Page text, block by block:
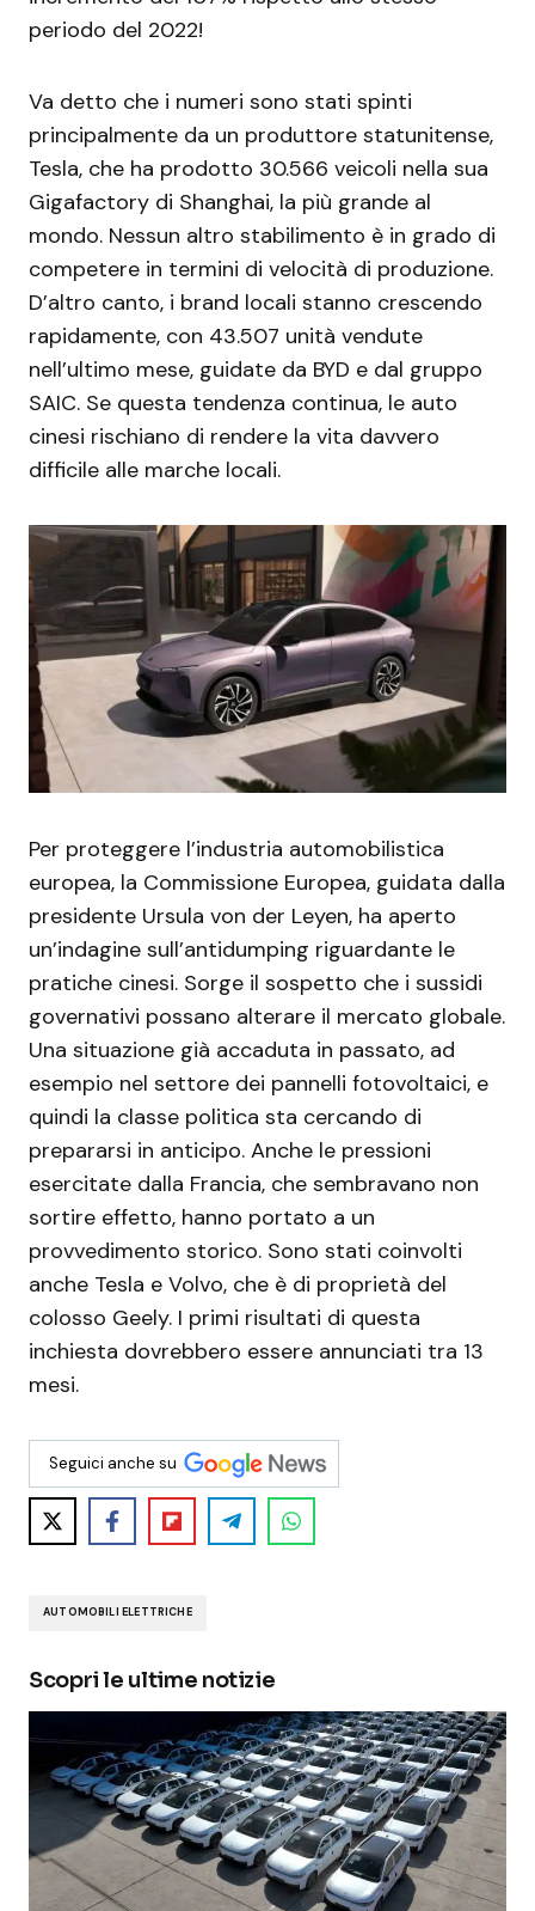
periodo del 2022!
Va detto che i numeri sono stati spinti
principalmente da un produttore statunitense,
Tesla, che ha prodotto 30.566 veicoli nella sua
Gigafactory di Shanghai, la più grande al
mondo. Nessun altro stabilimento è in grado di
competere in termini di velocità di produzione.
D’altro canto, i brand locali stanno crescendo
rapidamente, con 43.507 unità vendute
nell’ultimo mese, guidate da BYD e dal gruppo
SAIC. Se questa tendenza continua, le auto
cinesi rischiano di rendere la vita davvero
difficile alle marche locali.
Per proteggere l’industria automobilistica
europea, la Commissione Europea, guidata dalla
presidente Ursula von der Leyen, ha aperto
un’indagine sull’antidumping riguardante le
pratiche cinesi. Sorge il sospetto che i sussidi
governativi possano alterare il mercato globale.
Una situazione già accaduta in passato, ad
esempio nel settore dei pannelli fotovoltaici, e
quindi la classe politica sta cercando di
prepararsi in anticipo. Anche le pressioni
esercitate dalla Francia, che sembravano non
sortire effetto, hanno portato a un
provvedimento storico. Sono stati coinvolti
anche Tesla e Volvo, che è di proprietà del
colosso Geely. I primi risultati di questa
inchiesta dovrebbero essere annunciati tra 13
mesi.
Seguici anche su
AUTOMOBILI ELETTRICHE
Scopri le ultime notizie